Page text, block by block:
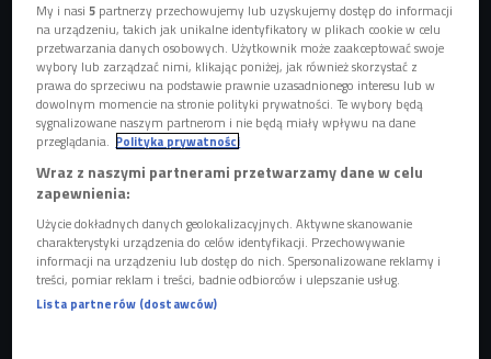
Serial "Friends" Foto: Kraft74/Shutterstock.com
Jedna pizza to za mało
Serial "Przyjaciele", czyli "Friends" - stworzony przez Martę
Kaufmann i Davida Crane'a - to historia sześciorga młodych
ludzi, mieszkających na nowojorskim Manhattanie, którzy
zanim się stali ikonami popkultury, przekazali widzom wiele
cennych rad - m.in. tę, że pizza jest dobra na wszystko. -
Największym amatorem tego dania jest Joey, w którego
żyłach płynie włoska krew. Dla niego piątek jest świętem
My i nasi5 partnerzy przechowujemy lub uzyskujemy dostęp do informacji
na urządzeniu, takich jak unikalne identyfikatory w plikach cookie w celu
przetwarzania danych osobowych. Użytkownik może zaakceptować swoje
wybory lub zarządzać nimi, klikając poniżej, jak również skorzystać z
prawa do sprzeciwu na podstawie prawnie uzasadnionego interesu lub w
dowolnym momencie na stronie polityki prywatności. Te wybory będą
sygnalizowane naszym partnerom i nie będą miały wpływu na dane
przeglądania. Polityka prywatności
Wraz z naszymi partnerami przetwarzamy dane w celu
zapewnienia:
Użycie dokładnych danych geolokalizacyjnych. Aktywne skanowanie
charakterystyki urządzenia do celów identyfikacji. Przechowywanie
informacji na urządzeniu lub dostęp do nich. Spersonalizowane reklamy i
treści, pomiar reklam i treści, badnie odbiorców i ulepszanie usług.
Lista partnerów (dostawców)